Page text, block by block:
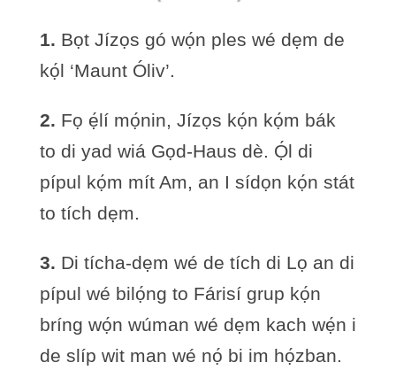
1. Bọt Jízọs gó wọ́n ples wé dẹm de
kọ́l ‘Maunt Óliv’.
2. Fọ ẹ́lí mọ́nin, Jízọs kọ́n kọ́m bák
to di yad wiá Gọd-Haus dè. Ọ́l di
pípul kọ́m mít Am, an I sídọn kọ́n stát
to tích dẹm.
3. Di tícha-dẹm wé de tích di Lọ an di
pípul wé bilọ́ng to Fárisí grup kọ́n
bríng wọ́n wúman wé dẹm kach wẹ́n i
de slíp wit man wé nọ́ bi im họ́zban.